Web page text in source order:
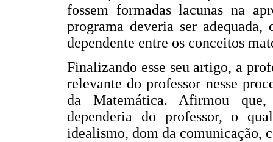
fossem formadas lacunas na
programa deveria ser
dependente entre os conceitos
Finalizando esse seu artigo, a
relevante do professor nesse
da Matemática. Afirmou
dependeria do professor, o
idealismo, dom da comunicação,